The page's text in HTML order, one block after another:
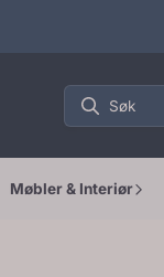
Møbler & Interiør